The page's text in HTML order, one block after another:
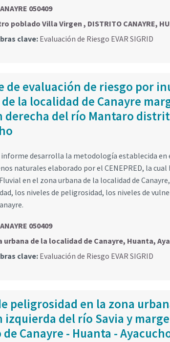
050409
poblado Villa Virgen , DISTRITO CANAYRE,
clave:Evaluación de Riesgo EVAR SIGRID
de evaluación de riesgo por
la localidad de Canayre
derecha del río Mantaro
desarrolla la metodología establecida en
naturales elaborado por el CENEPRED, la
en el zona urbana de la localidad de
los niveles de peligrosidad, los niveles de
050409
urbana de la localidad de Canayre, Huanta,
clave:Evaluación de Riesgo EVAR SIGRID
peligrosidad en la zona
izquierda del río Savia y
Canayre - Huanta -